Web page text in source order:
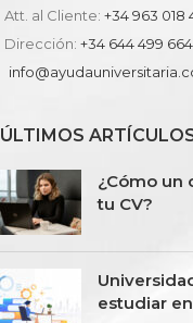
Att. al Cliente: +34 963 018
Dirección: +34 644 499 664
ÚLTIMOS
¿Cómo un
tu CV?
estudiar